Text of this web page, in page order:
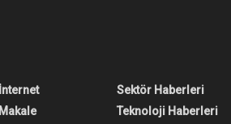
İnternet
Makale
Sektör Haberleri
Teknoloji Haberleri